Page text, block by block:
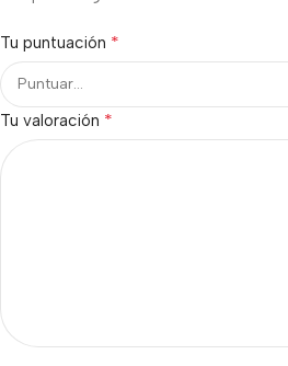
Tu puntuación *
Tu valoración *